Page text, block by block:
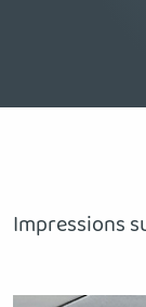
Impressions